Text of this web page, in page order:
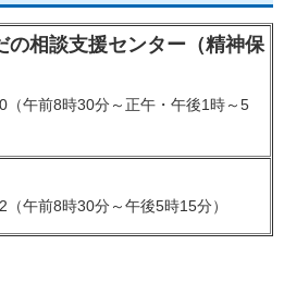
の相談支援センター（精神保
（午前8時30分～正午・午後1時～5
午前8時30分～午後5時15分）